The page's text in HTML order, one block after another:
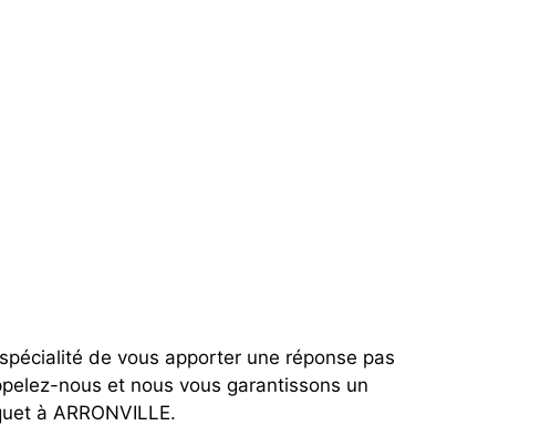
de vous apporter une réponse pas
nous et nous vous garantissons un
à ARRONVILLE.